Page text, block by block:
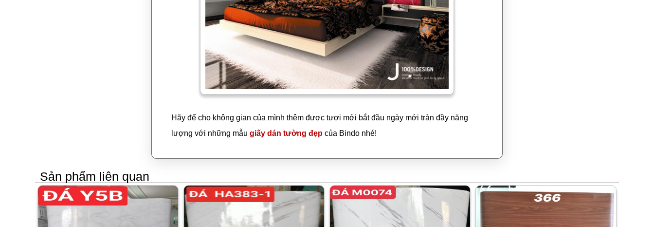
Hãy để cho không gian của mình thêm được tươi mới bắt đầu ngày mới tràn đầy năng
lượng với những mẫu giấy dán tường đẹp của Bindo nhé!
Sản phẩm liên quan